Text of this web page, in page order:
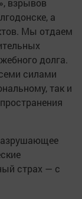
взрывов
а
Мы отдаем
долга.
силами
так и
страх — с